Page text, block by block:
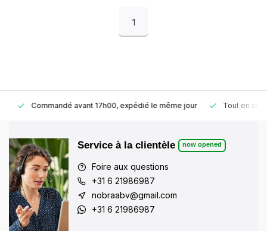
1
Commandé avant 17h00, expédié le même jour Tout en stock
Service à la clientèle now opened
Foire aux questions
+31 6 21986987
nobraabv@gmail.com
+31 6 21986987